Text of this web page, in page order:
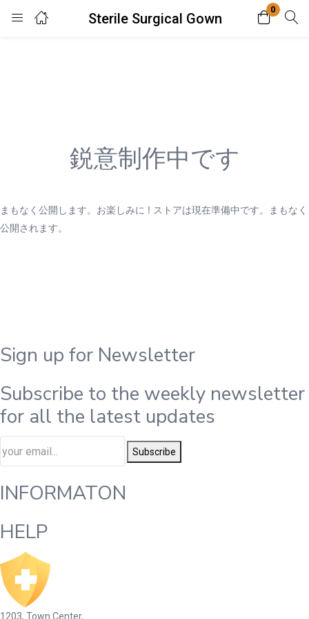
Sterile Surgical Gown
0
Login
鋭意制作中です
まもなく公開します。お楽しみに ! ストアは現在準備中です。まもなく
公開されます。
Sign up for Newsletter
Subscribe to the weekly newsletter
for all the latest updates
Subscribe
INFORMATON
HELP
1203, Town Center,